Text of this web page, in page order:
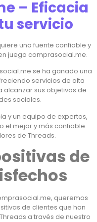
– Eficacia
servicio
una fuente confiable y
juego comprasocial.me.
se ha ganado una
servicios de alta
alcanzar sus objetivos de
sociales.
y un equipo de expertos,
el mejor y más confiable
de Threads.
de
queremos
de clientes que han
a través de nuestro